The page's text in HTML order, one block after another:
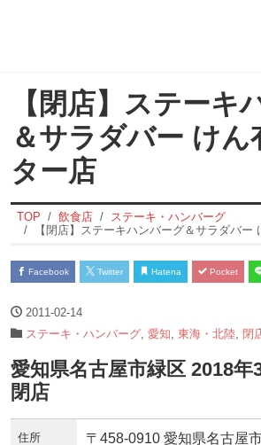
【閉店】ステーキ
＆サラダバー けん
ター店
TOP 飲食店
ステーキ・ハンバーグ
【閉店】ステーキハンバーグ＆サラダバー
Facebook Twitter Hatena Pocket
2011-02-14
ステーキ・ハンバーグ 愛知 東海・北陸 閉
愛知県名古屋市緑区 2018年
閉店
住所
〒458-0910 愛知県名古屋